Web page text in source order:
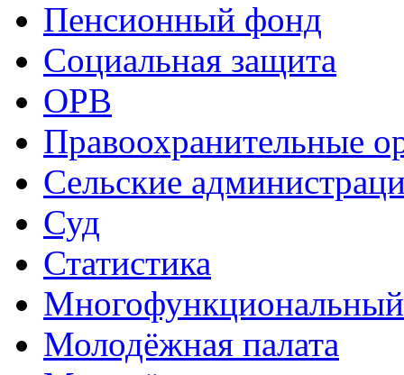
Пенсионный фонд
Социальная защита
ОРВ
Правоохранительные
Сельские
Суд
Статистика
Молодёжная палата